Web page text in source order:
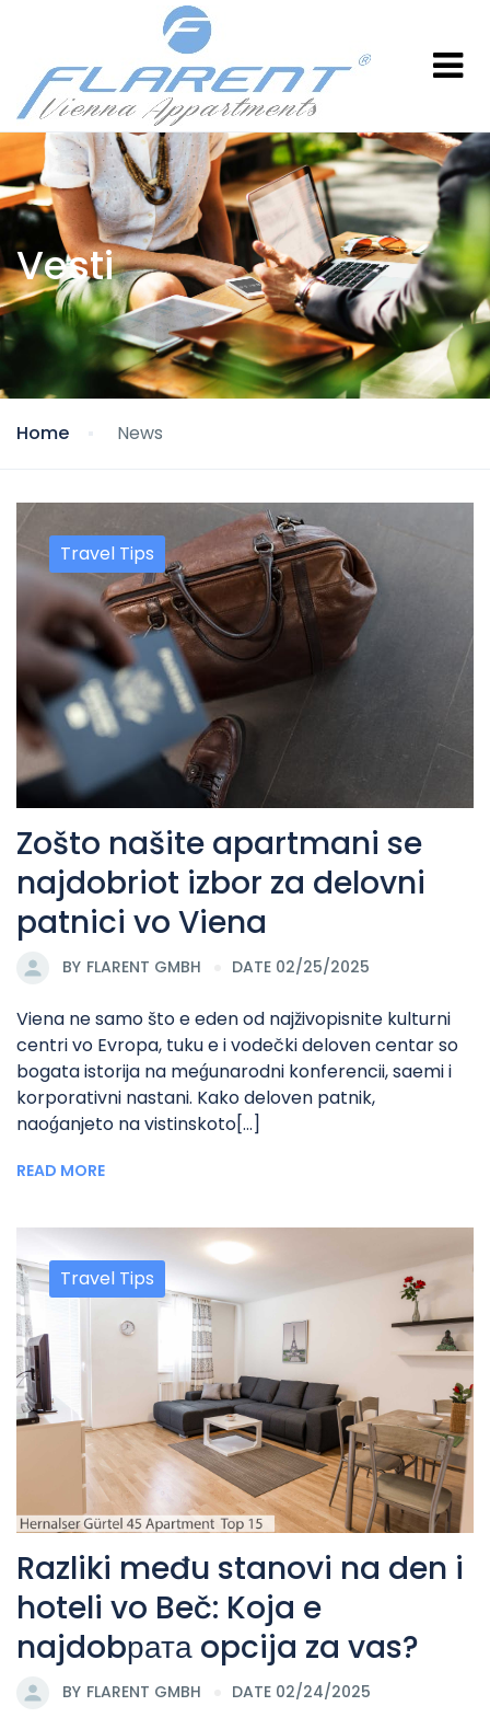
Vesti
Home News
Travel Tips
Zošto našite apartmani se
najdobriot izbor za delovni
patnici vo Viena
BY FLARENT GMBH DATE 02/25/2025
Viena ne samo što e eden od najživopisnite kulturni
centri vo Evropa, tuku e i vodečki deloven centar so
bogata istorija na meǵunarodni konferencii, saemi i
korporativni nastani. Kako deloven patnik,
naoǵanjeto na vistinskoto[...]
READ MORE
Travel Tips
Razliki među stanovi na den i
hoteli vo Beč: Koja e
najdobрата opcija za vas?
BY FLARENT GMBH DATE 02/24/2025